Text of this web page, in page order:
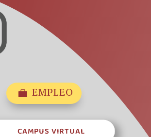
 EMPLEO
CAMPUS VIRTUAL